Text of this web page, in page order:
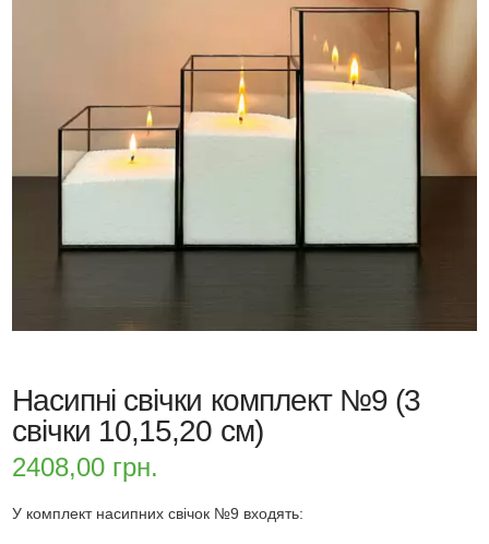
Насипні свічки комплект №9 (3
свічки 10,15,20 см)
2408,00 грн.
У комплект насипних свічок №9 входять: